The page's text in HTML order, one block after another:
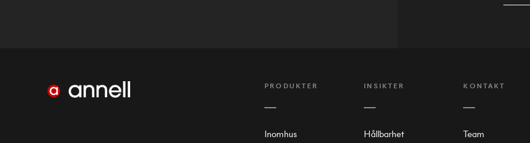
PRODUKTER
Inomhus
INSIKTER
Hållbarhet
KONTAKT
Team